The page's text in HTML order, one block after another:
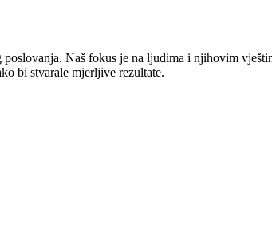
Naš fokus je na ljudima i njihovim
bi stvarale mjerljive rezultate.